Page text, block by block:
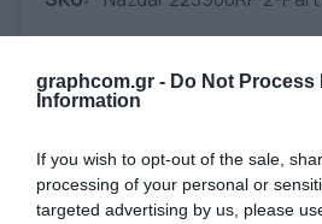
graphcom.gr - Do Not Process
Information
If you wish to opt-out of the sale,
processing of your personal or
targeted advertising by us, please
Λήψεις